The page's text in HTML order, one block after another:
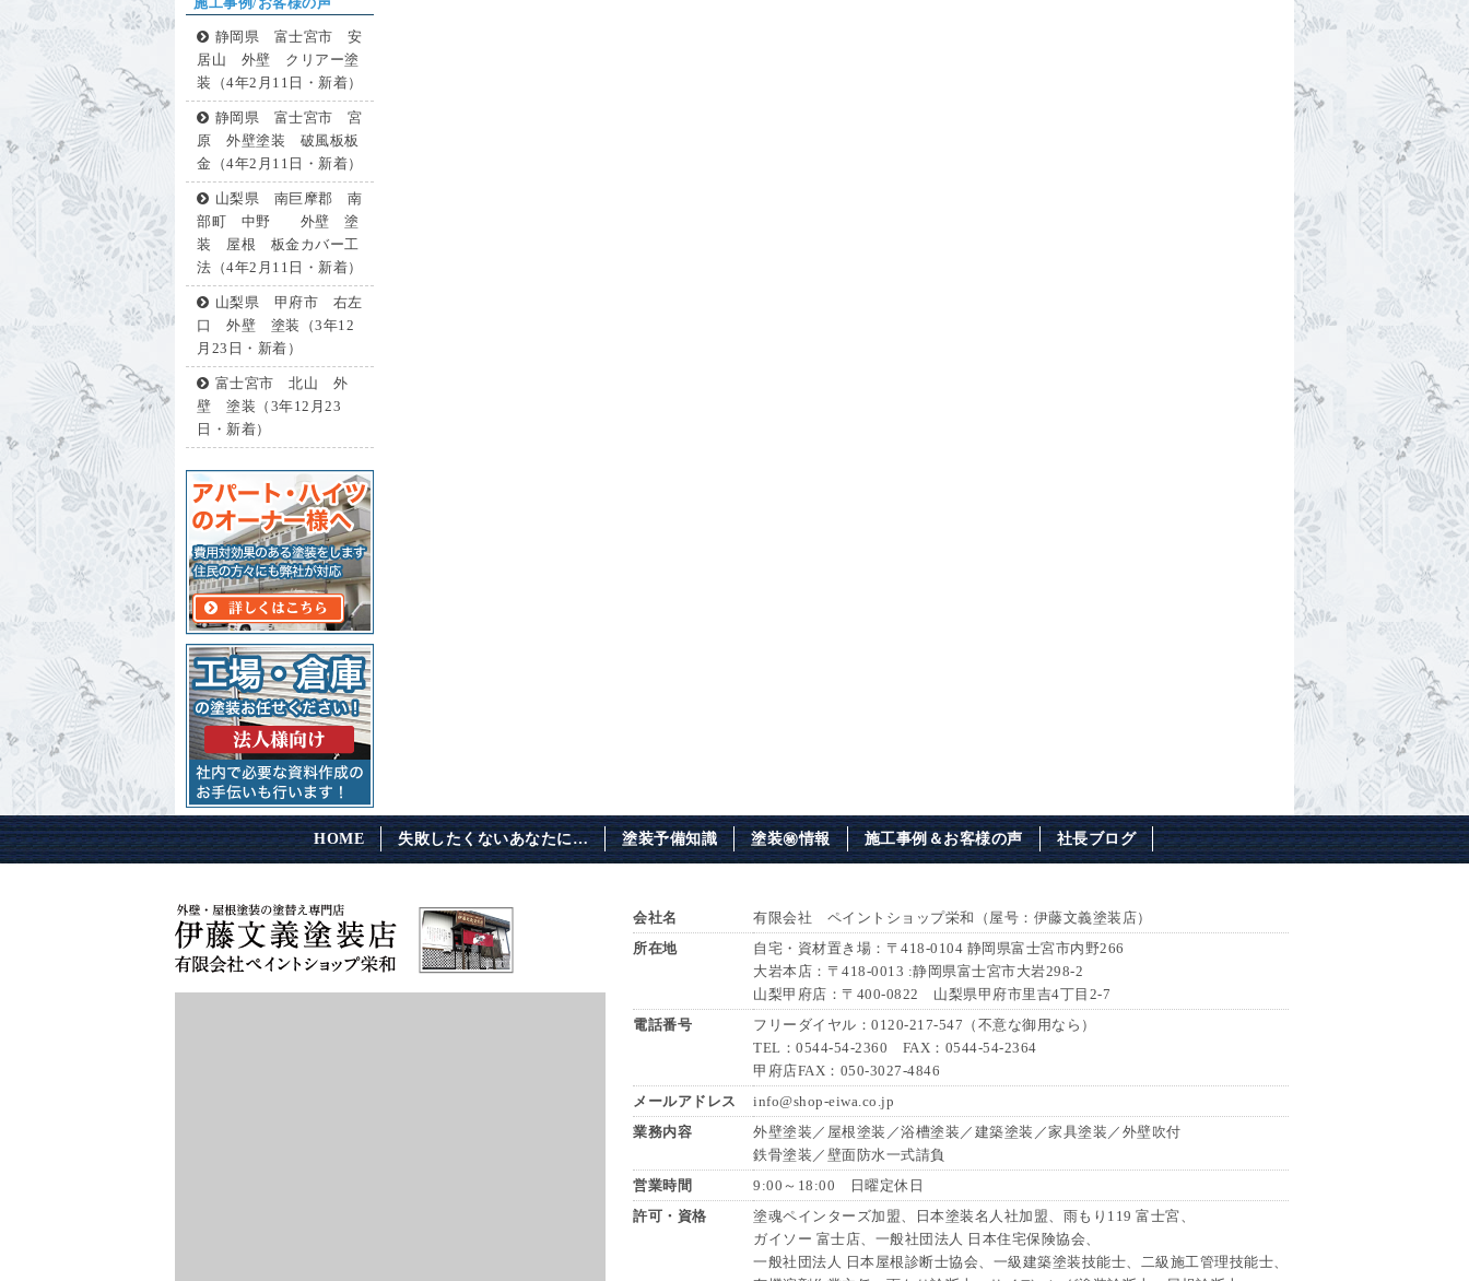
静岡県 富士宮市 安
居山 外壁 クリアー塗
装（4年2月11日・新着）
静岡県 富士宮市 宮
原 外壁塗装 破風板板
金（4年2月11日・新着）
山梨県 南巨摩郡 南
部町 中野 外壁 塗
装 屋根 板金カバー工
法（4年2月11日・新着）
山梨県 甲府市 右左
口 外壁 塗装（3年12
月23日・新着）
富士宮市 北山 外
壁 塗装（3年12月23
日・新着）
HOME 失敗したくないあなたに… 塗装予備知識 塗装㊙情報 施工事例＆お客様の声 社長ブログ
会社名
有限会社 ペイントショップ栄和（屋号：伊藤文義塗装店）
所在地
自宅・資材置き場：〒418-0104 静岡県富士宮市内野266
大岩本店：〒418-0013 :静岡県富士宮市大岩298-2
山梨甲府店：〒400-0822 山梨県甲府市里吉4丁目2-7
電話番号
フリーダイヤル：0120-217-547（不意な御用なら）
TEL：0544-54-2360 FAX：0544-54-2364
甲府店FAX：050-3027-4846
メールアドレス
info@shop-eiwa.co.jp
業務内容
外壁塗装／屋根塗装／浴槽塗装／建築塗装／家具塗装／外壁吹付
鉄骨塗装／壁面防水一式請負
営業時間
9:00～18:00 日曜定休日
許可・資格
塗魂ペインターズ加盟、日本塗装名人社加盟、雨もり119 富士宮、
ガイソー 富士店、一般社団法人 日本住宅保険協会、
一般社団法人 日本屋根診断士協会、一級建築塗装技能士、二級施工管理技能士、